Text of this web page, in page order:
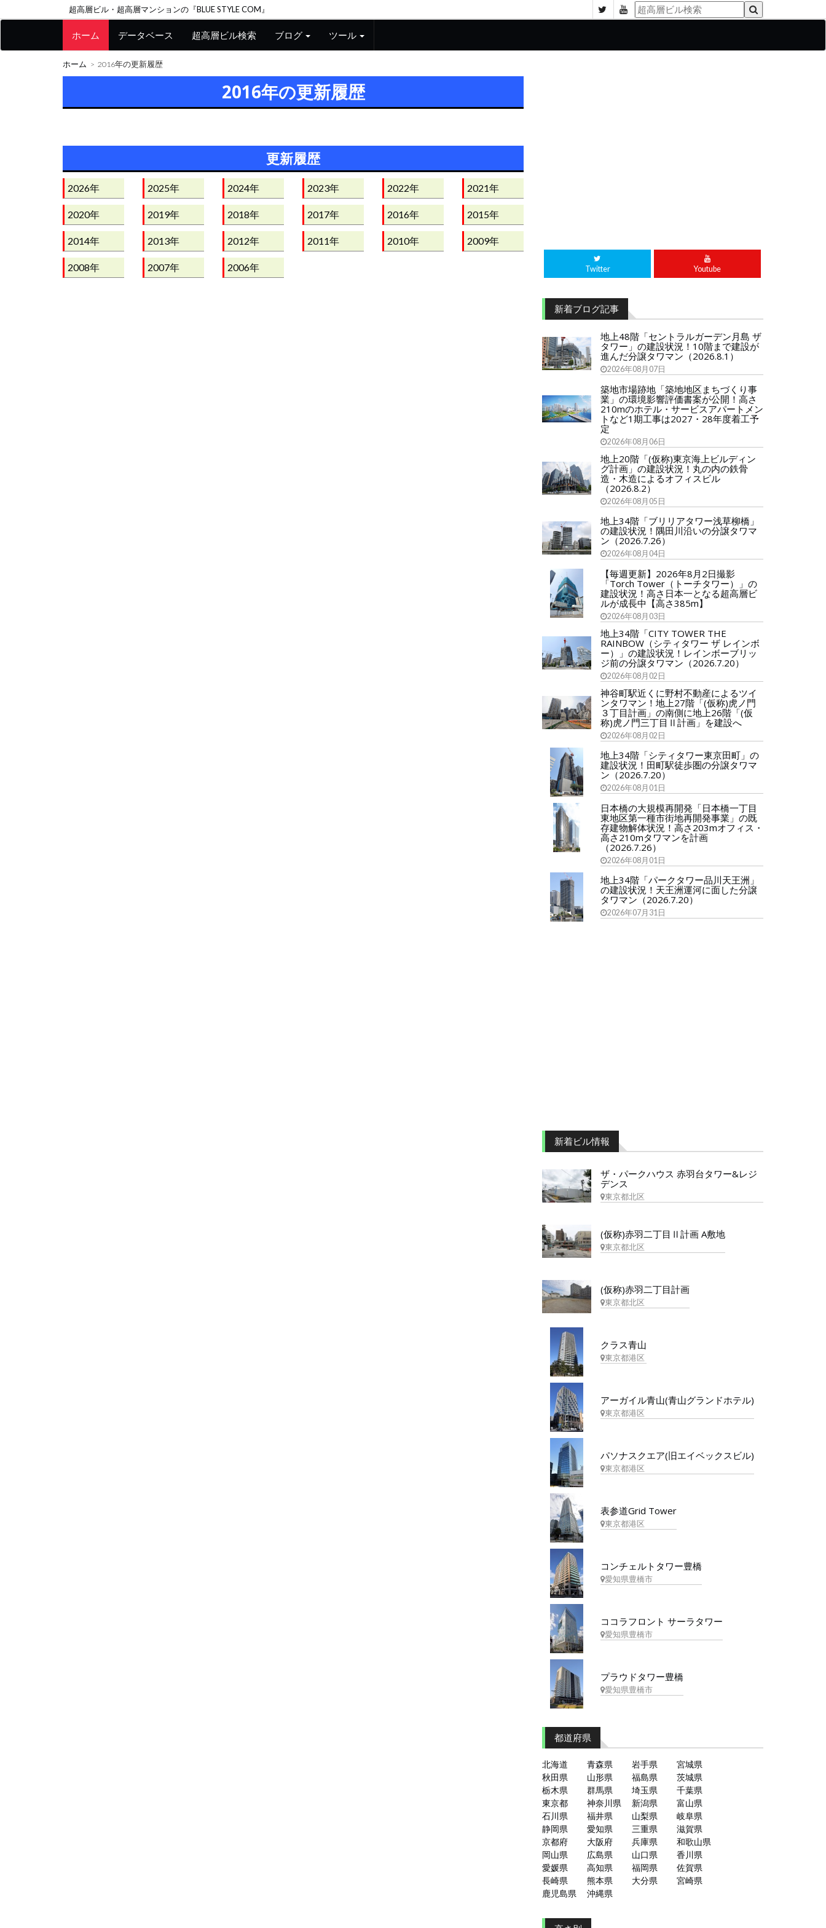
超高層ビル・超高層マンションの『BLUE STYLE COM』
ホーム データベース 超高層ビル検索 ブログ ツール
ホーム 2016年の更新履歴
2016年の更新履歴
更新履歴
2026年 2025年 2024年 2023年 2022年 2021年
2020年 2019年 2018年 2017年 2016年 2015年
2014年 2013年 2012年 2011年 2010年 2009年
2008年 2007年 2006年 Twitter Youtube
新着ブログ記事
地上48階「セントラルガーデン月島 ザ
タワー」の建設状況！10階まで建設が
進んだ分譲タワマン（2026.8.1）
2026年08月07日
築地市場跡地「築地地区まちづくり事
業」の環境影響評価書案が公開！高さ
210mのホテル・サービスアパートメン
トなど1期工事は2027・28年度着工予
定
2026年08月06日
地上20階「(仮称)東京海上ビルディン
グ計画」の建設状況！丸の内の鉄骨
造・木造によるオフィスビル
（2026.8.2）
2026年08月05日
地上34階「ブリリアタワー浅草柳橋」
の建設状況！隅田川沿いの分譲タワマ
ン（2026.7.26）
2026年08月04日
【毎週更新】2026年8月2日撮影
「Torch Tower（トーチタワー）」の
建設状況！高さ日本一となる超高層ビ
ルが成長中【高さ385m】
2026年08月03日
地上34階「CITY TOWER THE
RAINBOW（シティタワー ザ レインボ
ー）」の建設状況！レインボーブリッ
ジ前の分譲タワマン（2026.7.20）
2026年08月02日
神谷町駅近くに野村不動産によるツイ
ンタワマン！地上27階「(仮称)虎ノ門
３丁目計画」の南側に地上26階「(仮
称)虎ノ門三丁目Ⅱ計画」を建設へ
2026年08月02日
地上34階「シティタワー東京田町」の
建設状況！田町駅徒歩圏の分譲タワマ
ン（2026.7.20）
2026年08月01日
日本橋の大規模再開発「日本橋一丁目
東地区第一種市街地再開発事業」の既
存建物解体状況！高さ203mオフィス・
高さ210mタワマンを計画
（2026.7.26）
2026年08月01日
地上34階「パークタワー品川天王洲」
の建設状況！天王洲運河に面した分譲
タワマン（2026.7.20）
2026年07月31日
新着ビル情報
ザ・パークハウス 赤羽台タワー&レジ
デンス
東京都北区
(仮称)赤羽二丁目Ⅱ計画 A敷地
東京都北区
(仮称)赤羽二丁目計画
東京都北区
クラス青山
東京都港区
アーガイル青山(青山グランドホテル)
東京都港区
パソナスクエア(旧エイベックスビル)
東京都港区
表参道Grid Tower
東京都港区
コンチェルトタワー豊橋
愛知県豊橋市
ココラフロント サーラタワー
愛知県豊橋市
プラウドタワー豊橋
愛知県豊橋市
都道府県
北海道 青森県 岩手県
宮城県
秋田県
山形県 福島県
茨城県
栃木県
群馬県 埼玉県
千葉県
東京都
神奈川県 新潟県
富山県
石川県
福井県 山梨県
岐阜県
静岡県
愛知県 三重県
滋賀県
京都府
大阪府 兵庫県
和歌山県
岡山県
広島県 山口県
香川県
愛媛県
高知県 福岡県
佐賀県
長崎県
熊本県 大分県
宮崎県
鹿児島県
沖縄県